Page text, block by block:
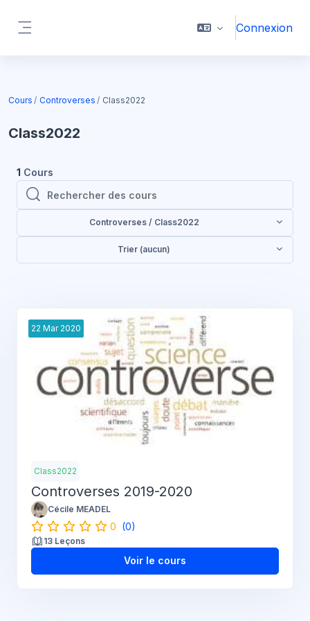
Connexion
Cours Controverses Class2022
Class2022
1 Cours
Rechercher des cours
Rechercher des cours
Controverses / Class2022
Trier (aucun)
22 Mar 2020
Class2022
Controverses 2019-2020
Cécile MEADEL
0 (0)
13 Leçons
Voir le cours